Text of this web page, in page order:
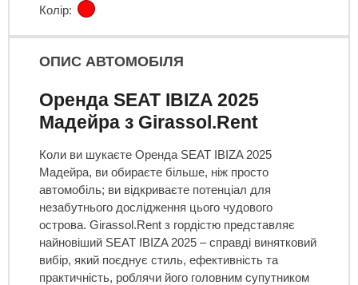
Колір:
ОПИС АВТОМОБІЛЯ
Оренда SEAT IBIZA 2025
Мадейра з Girassol.Rent
Коли ви шукаєте Оренда SEAT IBIZA 2025
Мадейра, ви обираєте більше, ніж просто
автомобіль; ви відкриваєте потенціал для
незабутнього дослідження цього чудового
острова. Girassol.Rent з гордістю представляє
найновіший SEAT IBIZA 2025 – справді винятковий
вибір, який поєднує стиль, ефективність та
практичність, роблячи його головним супутником